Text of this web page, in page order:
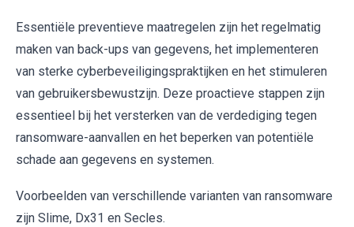
Essentiële preventieve maatregelen zijn het regelmatig
maken van back-ups van gegevens, het implementeren
van sterke cyberbeveiligingspraktijken en het stimuleren
van gebruikersbewustzijn. Deze proactieve stappen zijn
essentieel bij het versterken van de verdediging tegen
ransomware-aanvallen en het beperken van potentiële
schade aan gegevens en systemen.
Voorbeelden van verschillende varianten van ransomware
zijn Slime, Dx31 en Secles.